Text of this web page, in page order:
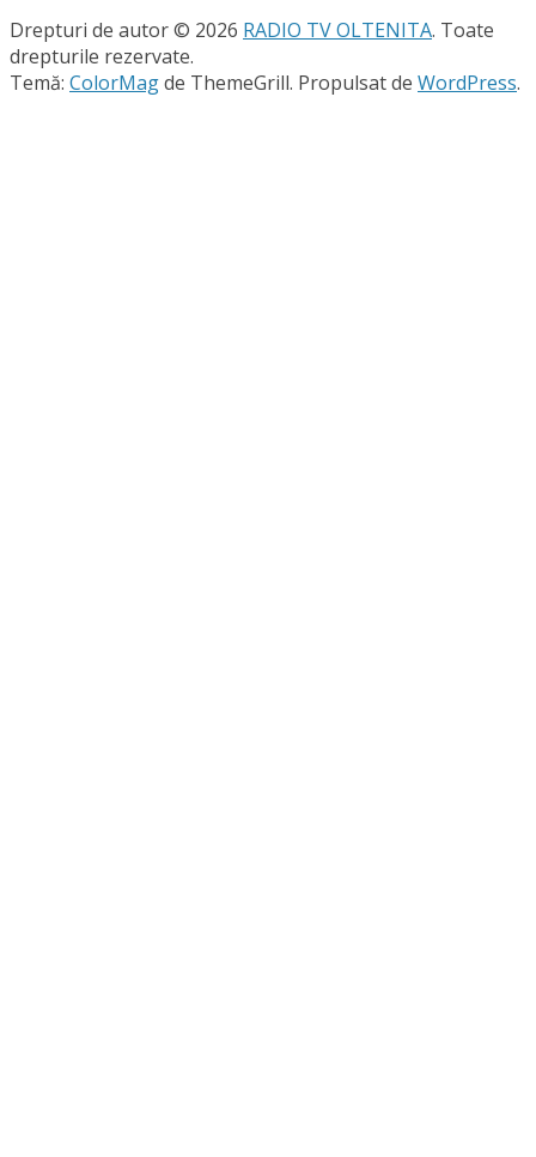
Drepturi de autor © 2026 RADIO TV OLTENITA. Toate
drepturile rezervate.
Temă: ColorMagde ThemeGrill. Propulsat de WordPress.